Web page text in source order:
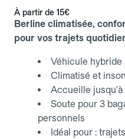
À partir de 15€
Berline climatisée,
pour vos trajets
Véhicule hybride
Climatisé et
Accueille
Soute pour 3
personnels
Idéal pour :